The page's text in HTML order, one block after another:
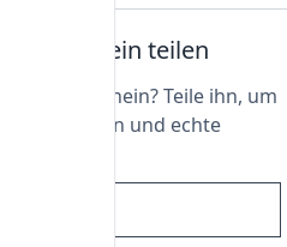
Gutschein teilen
Gutschein? Teile ihn, um
freizuschalten und echte
genießen!